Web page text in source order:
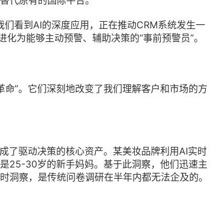
看到AI的深度应用，正在推动CRM系统发生一
为能够主动预警、辅助决策的“事前预警员”。
”。它们深刻地改变了我们理解客户和市场的方
了驱动决策的核心资产。某美妆品牌利用AI实时
25-30岁的新手妈妈。基于此洞察，他们迅速主
洞察，是传统问卷调研在半年内都无法企及的。